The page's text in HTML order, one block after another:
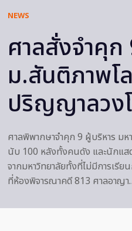
NEWS
ศาลสั่งจำคุ
ม.สันติภาพโ
ปริญญาลวง
ศาลพิพากษาจำคุก 9 ผู้บริหาร ม
นับ 100 หลังทั้งคนดัง และนักแส
จากมหาวิทยาลัยทั้งที่ไม่มีการเรี
ที่ห้องพิจารณาคดี 813 ศาลอาญ